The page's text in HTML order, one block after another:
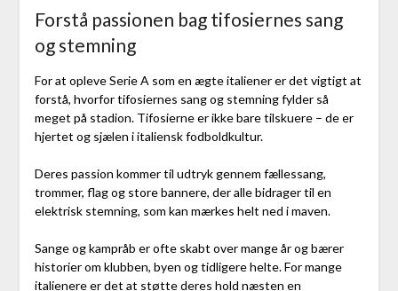
Forstå passionen bag tifosiernes sang
og stemning
For at opleve Serie A som en ægte italiener er det vigtigt at
forstå, hvorfor tifosiernes sang og stemning fylder så
meget på stadion. Tifosierne er ikke bare tilskuere – de er
hjertet og sjælen i italiensk fodboldkultur.
Deres passion kommer til udtryk gennem fællessang,
trommer, flag og store bannere, der alle bidrager til en
elektrisk stemning, som kan mærkes helt ned i maven.
Sange og kampråb er ofte skabt over mange år og bærer
historier om klubben, byen og tidligere helte. For mange
italienere er det at støtte deres hold næsten en